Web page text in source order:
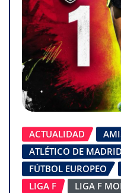
ACTUALIDAD
ATLÉTICO DE MADRID
FÚTBOL EUROPEO
LIGA F
LIGA F